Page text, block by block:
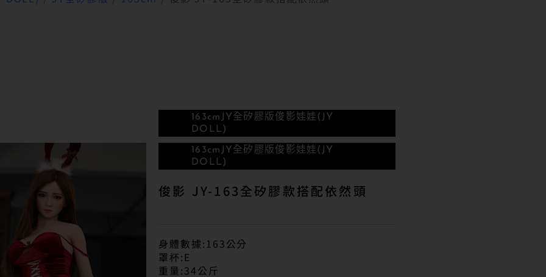
163cm JY全矽膠版俊影娃娃(JY
DOLL)
163cm JY全矽膠版俊影娃娃(JY
DOLL)
俊影 JY-163全矽膠款搭配依然頭
身體數據:163公分
罩杯:E
重量:34公斤